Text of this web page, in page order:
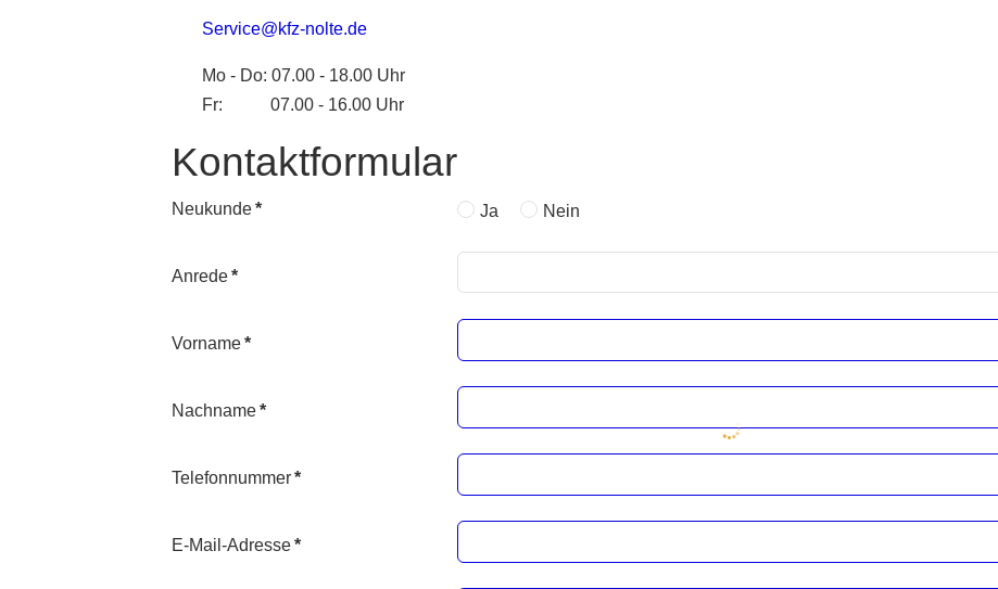
Service@kfz-nolte.de
Mo - Do: 07.00 - 18.00 Uhr
Fr: 07.00 - 16.00 Uhr
Kontaktformular
Neukunde* Ja Nein
Anrede*
Vorname*
Nachname*
Telefonnummer*
E-Mail-Adresse*